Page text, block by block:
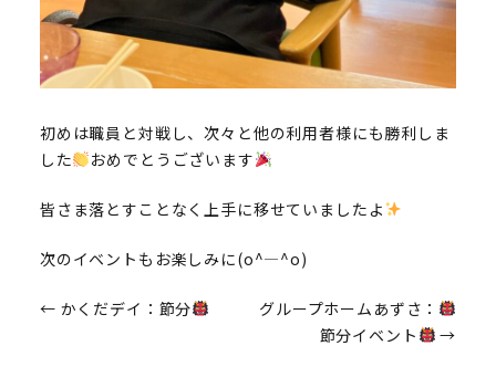
初めは職員と対戦し、次々と他の利用者様にも勝利しま
した
おめでとうございます
皆さま落とすことなく上手に移せていましたよ
次のイベントもお楽しみに(o^―^o)
投
← かくだデイ：節分
グループホームあずさ：
節分イベント
→